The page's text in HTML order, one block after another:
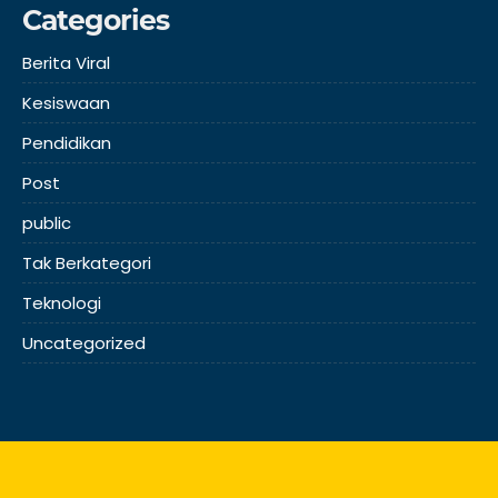
Categories
Berita Viral
Kesiswaan
Pendidikan
Post
public
Tak Berkategori
Teknologi
Uncategorized